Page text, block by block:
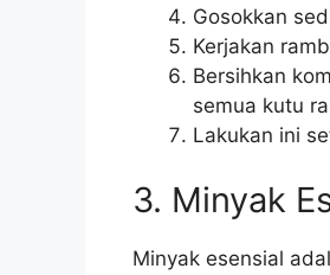
Gosokkan
Kerjakan
Bersihkan
semua kutu
Lakukan ini
3. Minyak
Minyak esensial